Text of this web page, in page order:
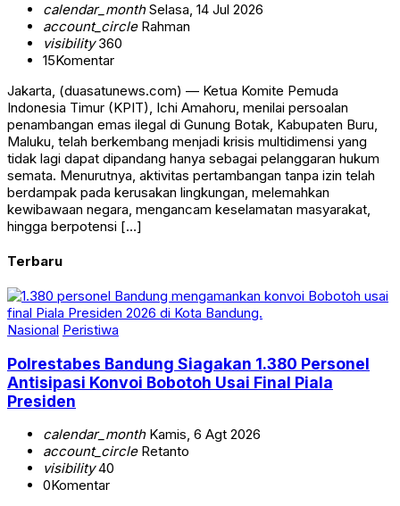
calendar_monthSelasa, 14 Jul 2026
account_circleRahman
visibility360
15Komentar
Jakarta, (duasatunews.com) — Ketua Komite Pemuda
Indonesia Timur (KPIT), Ichi Amahoru, menilai persoalan
penambangan emas ilegal di Gunung Botak, Kabupaten Buru,
Maluku, telah berkembang menjadi krisis multidimensi yang
tidak lagi dapat dipandang hanya sebagai pelanggaran hukum
semata. Menurutnya, aktivitas pertambangan tanpa izin telah
berdampak pada kerusakan lingkungan, melemahkan
kewibawaan negara, mengancam keselamatan masyarakat,
hingga berpotensi […]
Terbaru
Nasional Peristiwa
Polrestabes Bandung Siagakan 1.380 Personel
Antisipasi Konvoi Bobotoh Usai Final Piala
Presiden
calendar_monthKamis, 6 Agt 2026
account_circleRetanto
visibility40
0Komentar